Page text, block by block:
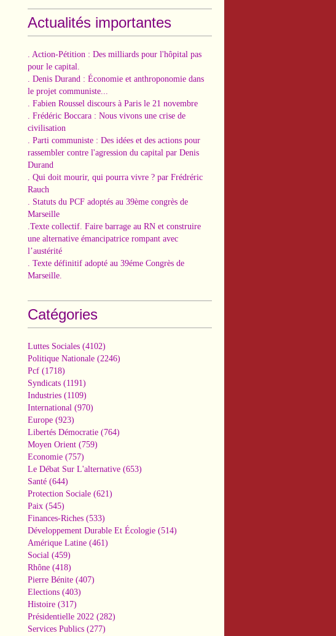
Actualités importantes
. Action-Pétition : Des milliards pour l'hôpital pas
pour le capital.
. Denis Durand : Économie et anthroponomie dans
le projet communiste...
. Fabien Roussel discours à Paris le 21 novembre
. Frédéric Boccara : Nous vivons une crise de
civilisation
. Parti communiste : Des idées et des actions pour
rassembler contre l'agression du capital par Denis
Durand
. Qui doit mourir, qui pourra vivre ? par Frédréric
Rauch
. Statuts du PCF adoptés au 39ème congrès de
Marseille
.Texte collectif. Faire barrage au RN et construire
une alternative émancipatrice rompant avec
l’austérité
. Texte définitif adopté au 39éme Congrès de
Marseille.
Catégories
Luttes Sociales (4102)
Politique Nationale (2246)
Pcf (1718)
Syndicats (1191)
Industries (1109)
International (970)
Europe (923)
Libertés Démocratie (764)
Moyen Orient (759)
Economie (757)
Le Débat Sur L'alternative (653)
Santé (644)
Protection Sociale (621)
Paix (545)
Finances-Riches (533)
Développement Durable Et Écologie (514)
Amérique Latine (461)
Social (459)
Rhône (418)
Pierre Bénite (407)
Elections (403)
Histoire (317)
Présidentielle 2022 (282)
Services Publics (277)